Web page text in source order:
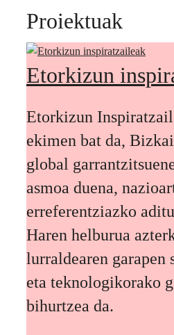
Proiektuak
Etorkizun
Etorkizun
ekimen bat da,
global
asmoa duena,
erreferentziazko
Haren helburua
lurraldearen garapen
eta teknologikorako
bihurtzea da.